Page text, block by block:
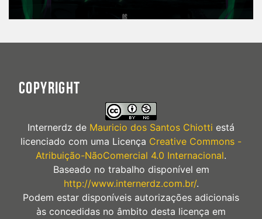
COPYRIGHT
Internerdz de Mauricio dos Santos Chiotti está
licenciado com uma Licença Creative Commons -
Atribuição-NãoComercial 4.0 Internacional.
Baseado no trabalho disponível em
http://www.internerdz.com.br/.
Podem estar disponíveis autorizações adicionais
às concedidas no âmbito desta licença em